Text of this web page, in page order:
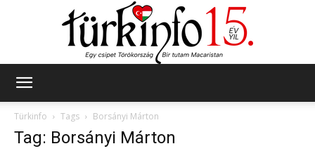
Türkinfo
Tags Borsányi Márton
Tag: Borsányi Márton